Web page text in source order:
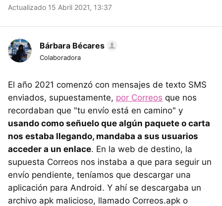
Actualizado 15 Abril 2021, 13:37
Bárbara Bécares
Colaboradora
El año 2021 comenzó con mensajes de texto SMS
enviados, supuestamente, por Correos que nos
recordaban que "tu envío está en camino" y
usando como señuelo que algún paquete o carta
nos estaba llegando, mandaba a sus usuarios
acceder a un enlace. En la web de destino, la
supuesta Correos nos instaba a que para seguir un
envío pendiente, teníamos que descargar una
aplicación para Android. Y ahí se descargaba un
archivo apk malicioso, llamado Correos.apk o